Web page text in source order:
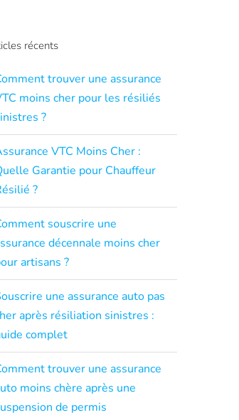
récents
trouver une assurance
moins cher pour les résiliés
?
VTC Moins Cher :
Garantie pour Chauffeur
?
souscrire une
décennale moins cher
artisans ?
une assurance auto pas
après résiliation sinistres :
complet
trouver une assurance
moins chère après une
de permis